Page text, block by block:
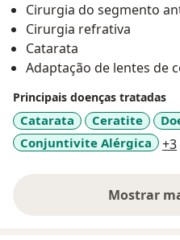
Cirurgia do segmento
Cirurgia refrativa
Catarata
Adaptação de lentes de
Principais doenças tratadas
Catarata Ceratite
Conjuntivite Alérgica
+3
Mostrar